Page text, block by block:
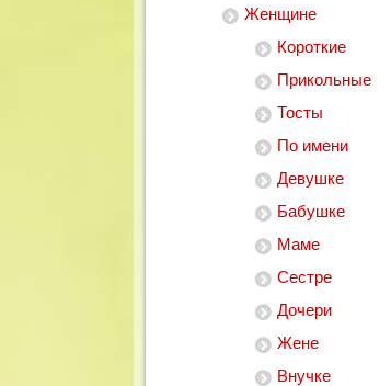
Женщине
Короткие
Прикольные
Тосты
По имени
Девушке
Бабушке
Маме
Сестре
Дочери
Жене
Внучке